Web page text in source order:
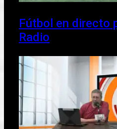
Fútbol en directo
Radio